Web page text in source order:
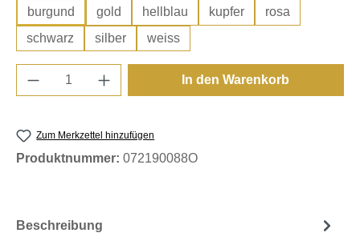
burgund gold hellblau kupfer
rosa
schwarz
silber weiss
Produkt Anzahl: Gib den gewünschten
In den Warenkorb
Zum Merkzettel hinzufügen
Produktnummer: 072190088O
Beschreibung